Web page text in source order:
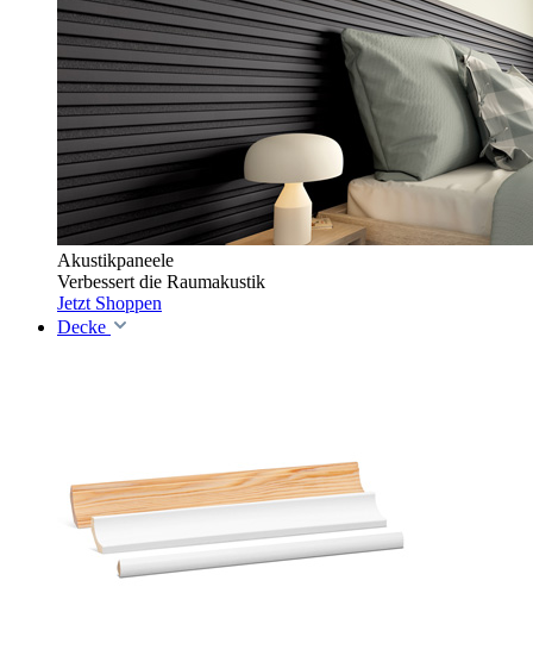
Akustikpaneele
Verbessert die Raumakustik
Jetzt Shoppen
Decke